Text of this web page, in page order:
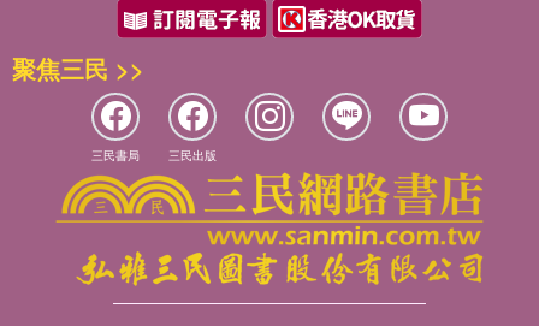
聚焦三民 >>
三民書局 三民出版